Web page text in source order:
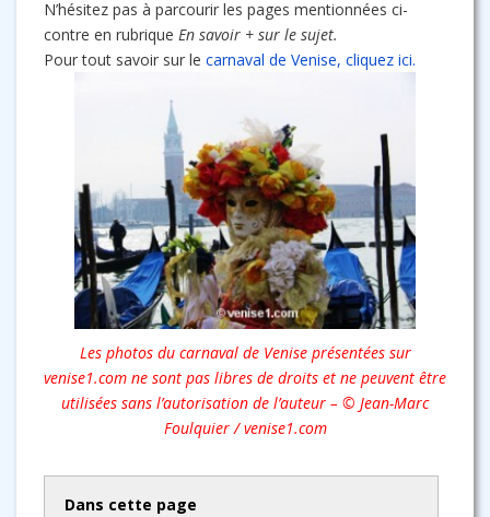
N’hésitez pas à parcourir les pages mentionnées ci-
contre en rubrique En savoir + sur le sujet.
Pour tout savoir sur le carnaval de Venise, cliquez ici.
Les photos du carnaval de Venise présentées sur
venise1.com ne sont pas libres de droits et ne peuvent être
utilisées sans l’autorisation de l’auteur – © Jean-Marc
Foulquier / venise1.com
Dans cette page